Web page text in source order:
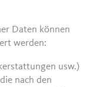
Daten können
werden:
usw.)
nach den